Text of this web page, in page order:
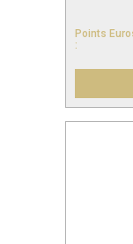
Points
: